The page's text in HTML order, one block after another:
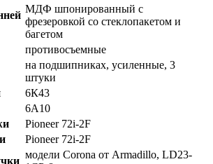
МДФ шпонированный с
фрезеровкой со стеклопакетом и
багетом
противосъемные
на подшипниках, усиленные, 3
штуки
6К43
6А10
Pioneer 72i-2F
Pioneer 72i-2F
модели Corona от Armadillo, LD23-